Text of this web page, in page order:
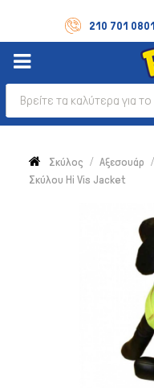
210 701 0801
Σκύλος Αξεσουάρ
Σκύλου Hi Vis Jacket